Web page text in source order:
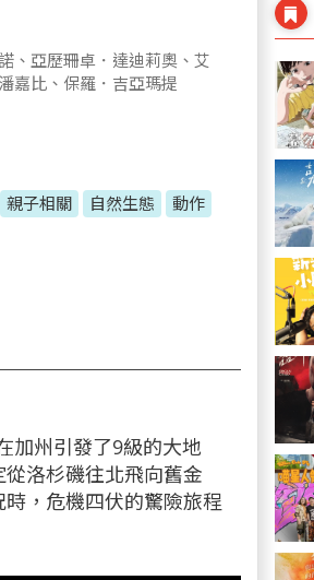
、亞歷珊卓．達迪莉奧、艾
嘉比、保羅．吉亞瑪提
親子相關 自然生態
動作
加州引發了9級的大地
洛杉磯往北飛向舊金
，危機四伏的驚險旅程